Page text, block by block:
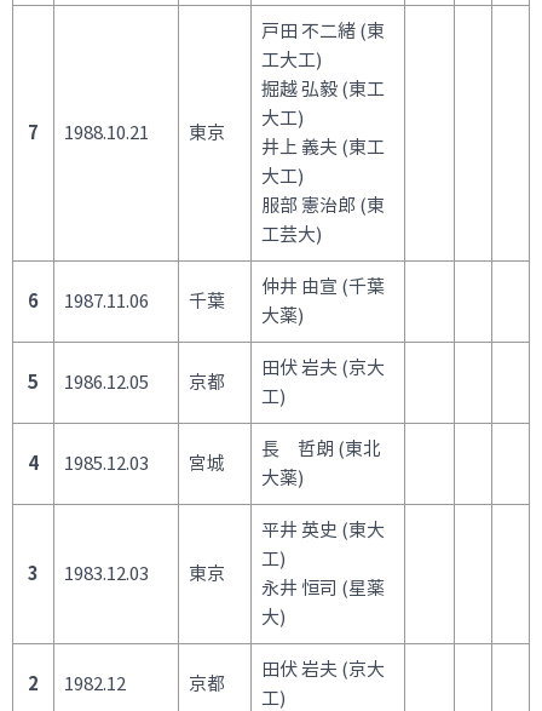
7 1988.10.21 東京
戸田 不二緒 (東
工大工)
掘越 弘毅 (東工
大工)
井上 義夫 (東工
大工)
服部 憲治郎 (東
工芸大)
6 1987.11.06 千葉
仲井 由宣 (千葉
大薬)
5 1986.12.05 京都
田伏 岩夫 (京大
工)
4 1985.12.03 宮城
長 哲朗 (東北
大薬)
3 1983.12.03 東京
平井 英史 (東大
工)
永井 恒司 (星薬
大)
2 1982.12 京都
田伏 岩夫 (京大
工)